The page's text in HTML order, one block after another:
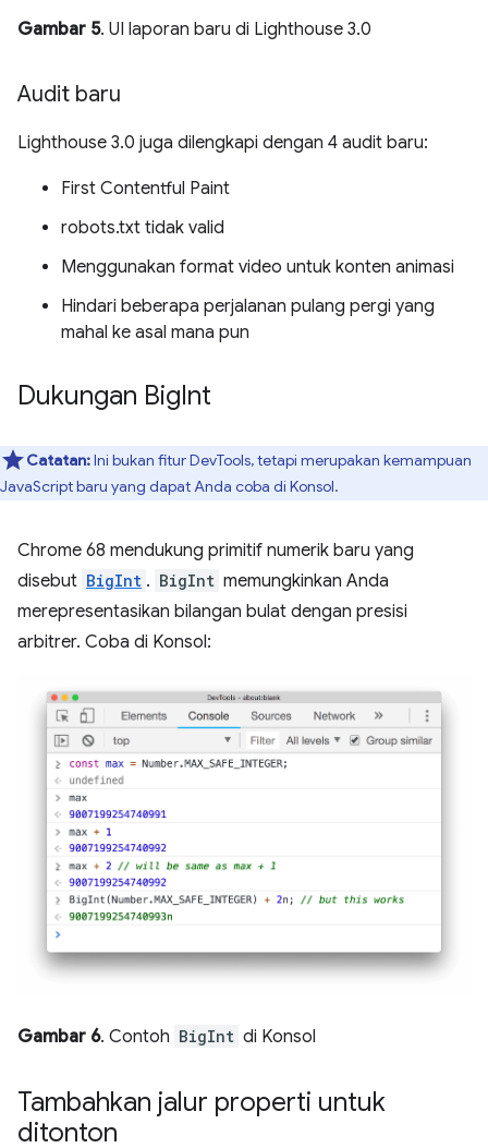
Gambar 5. UI laporan baru di Lighthouse 3.0
Audit baru
Lighthouse 3.0 juga dilengkapi dengan 4 audit baru:
First Contentful Paint
robots.txt tidak valid
Menggunakan format video untuk konten animasi
Hindari beberapa perjalanan pulang pergi yang
mahal ke asal mana pun
Dukungan BigInt
Catatan:Ini bukan fitur DevTools, tetapi merupakan kemampuan
JavaScript baru yang dapat Anda coba di Konsol.
Chrome 68 mendukung primitif numerik baru yang
disebut BigInt . BigInt memungkinkan Anda
merepresentasikan bilangan bulat dengan presisi
arbitrer. Coba di Konsol:
Gambar 6. Contoh BigInt di Konsol
Tambahkan jalur properti untuk
ditonton